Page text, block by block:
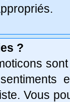
?
Vous